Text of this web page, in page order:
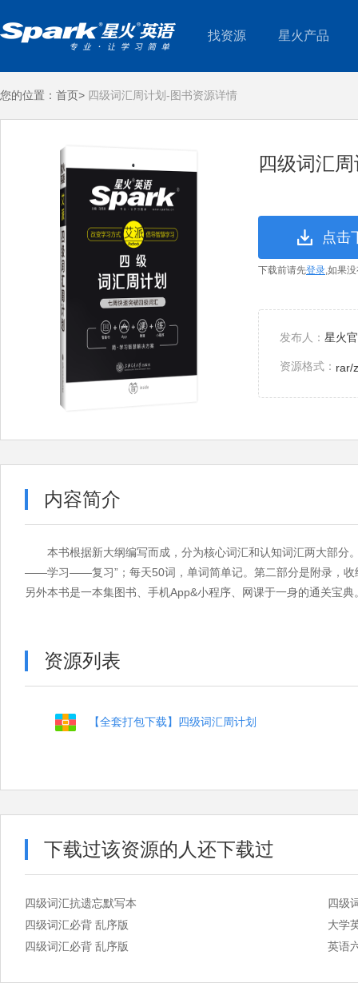
找资源 星火产品
您的位置： 首页> 四级词汇周计划-图书资源详情
四级词汇
点击
下载前请先登录,如果
发布人： 星火
资源格式： rar/
内容简介
本书根据新大纲编写而成，分为核心词汇和认知词汇两大部分
——学习——复习”；每天50词，单词简单记。第二部分是附录，收
另外本书是一本集图书、手机App&小程序、网课于一身的通关宝
资源列表
【全套打包下载】四级词汇周计划
下载过该资源的人还下载过
四级词汇抗遗忘默写本
四级
四级词汇必背 乱序版
大学
四级词汇必背 乱序版
英语